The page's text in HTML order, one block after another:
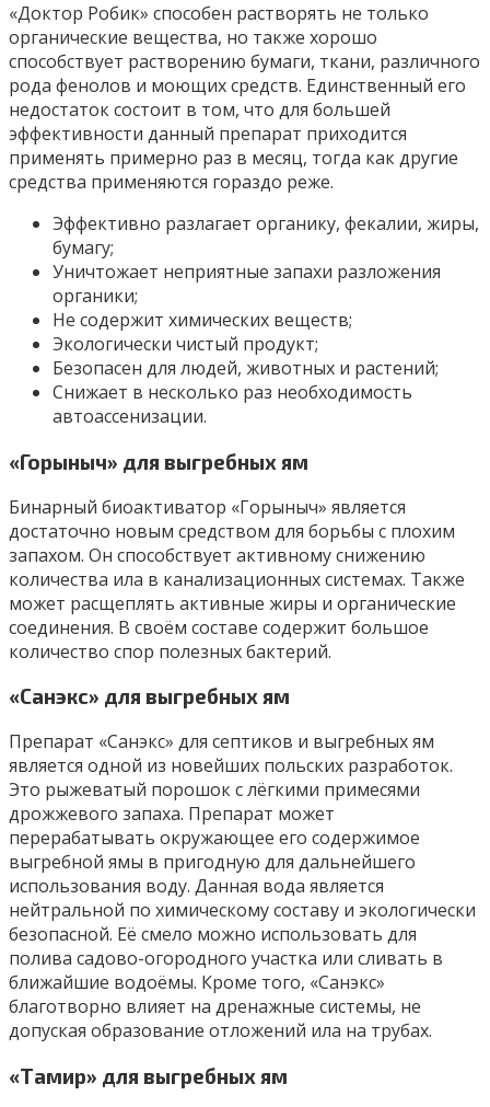
«Доктор Робик» способен растворять не только
органические вещества, но также хорошо
способствует растворению бумаги, ткани, различного
рода фенолов и моющих средств. Единственный его
недостаток состоит в том, что для большей
эффективности данный препарат приходится
применять примерно раз в месяц, тогда как другие
средства применяются гораздо реже.
Эффективно разлагает органику, фекалии, жиры,
бумагу;
Уничтожает неприятные запахи разложения
органики;
Не содержит химических веществ;
Экологически чистый продукт;
Безопасен для людей, животных и растений;
Снижает в несколько раз необходимость
автоассенизации.
«Горыныч» для выгребных ям
Бинарный биоактиватор «Горыныч» является
достаточно новым средством для борьбы с плохим
запахом. Он способствует активному снижению
количества ила в канализационных системах. Также
может расщеплять активные жиры и органические
соединения. В своём составе содержит большое
количество спор полезных бактерий.
«Санэкс» для выгребных ям
Препарат «Санэкс» для септиков и выгребных ям
является одной из новейших польских разработок.
Это рыжеватый порошок с лёгкими примесями
дрожжевого запаха. Препарат может
перерабатывать окружающее его содержимое
выгребной ямы в пригодную для дальнейшего
использования воду. Данная вода является
нейтральной по химическому составу и экологически
безопасной. Её смело можно использовать для
полива садово-огородного участка или сливать в
ближайшие водоёмы. Кроме того, «Санэкс»
благотворно влияет на дренажные системы, не
допуская образование отложений ила на трубах.
«Тамир» для выгребных ям